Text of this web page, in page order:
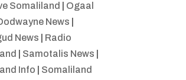
Somaliland
Ogaal
News
News
Radio
Samotalis News
Info
Somaliland